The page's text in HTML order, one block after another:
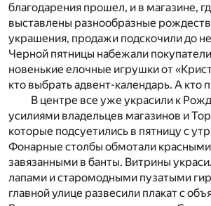
благодарения прошел, и в магазине,
выставлены разнообразные
украшения, продажи подскочили до
Черной пятницы набежали
новенькие елочные игрушки от
кто выбрать адвент-календарь. А кто
В центре все уже украсили к
усилиями владельцев магазинов и
которые подсуетились в пятницу с
Фонарные столбы обмотали
завязанными в банты. Витрины
лапами и старомодными пузатыми
главной улице развесили плакат с